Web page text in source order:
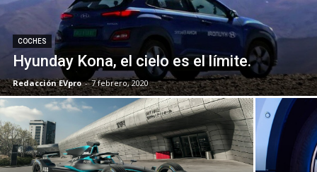
COCHES
Hyunday Kona, el cielo es el límite.
Redacción EVpro - 7 febrero, 2020